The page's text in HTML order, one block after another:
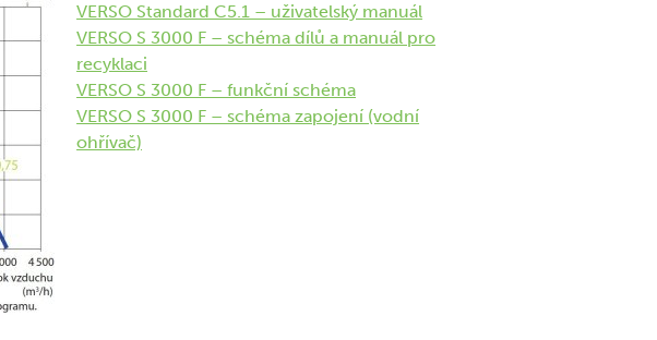
VERSO Standard C5.1 – uživatelský manuál
VERSO S 3000 F – schéma dílů a manuál pro
recyklaci
VERSO S 3000 F – funkční schéma
VERSO S 3000 F – schéma zapojení (vodní
ohřívač)